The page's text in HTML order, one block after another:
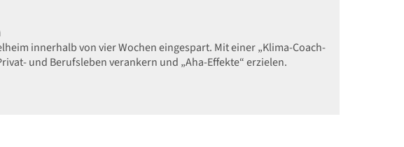
innerhalb von vier Wochen eingespart. Mit einer „Klima-Coach-
und Berufsleben verankern und „Aha-Effekte“ erzielen.